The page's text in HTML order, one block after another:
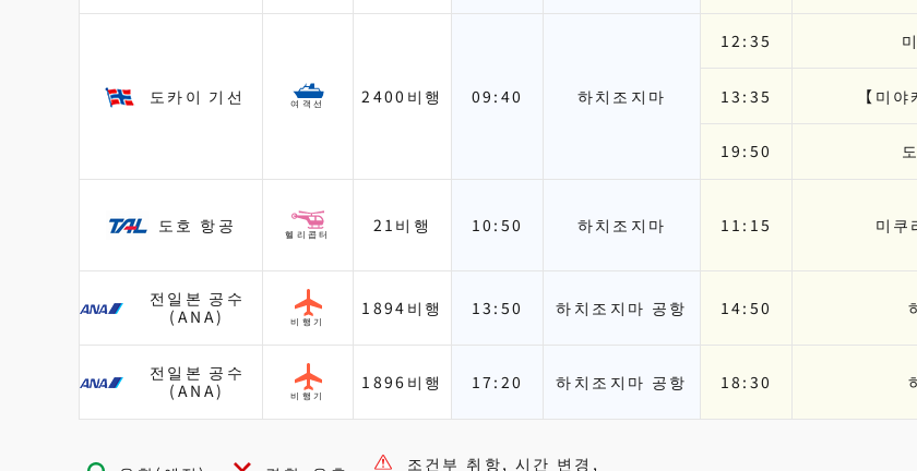
도카이 기선 여객선 2400비행 09:40 하치조지마
12:35
13:35
19:50
【미
도호 항공 헬리콥터 21비행 10:50 하치조지마 11:15 미쿠
전일본 공수
(ANA)
비행기
1894비행 13:50 하치조지마 공항 14:50
전일본 공수
(ANA)
비행기
1896비행 17:20 하치조지마 공항 18:30
조건부 취항, 시간 변경,